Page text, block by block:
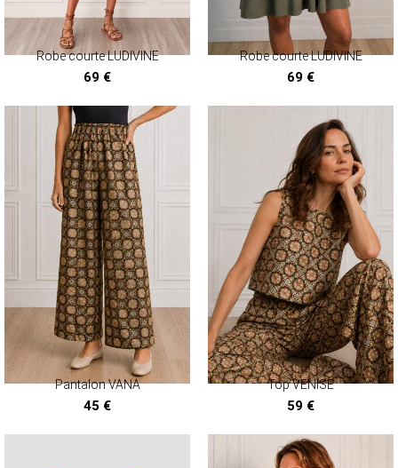
Robe courte LUDIVINE
69 €
Robe courte LUDIVINE
69 €
Pantalon VANA
45 €
Top VENISE
59 €